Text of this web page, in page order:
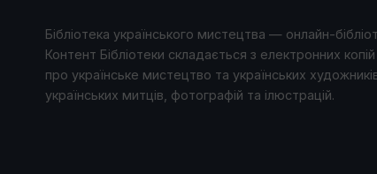
Бібліотека українського мистецтва — онлайн-
Контент Бібліотеки складається з електронних
про українське мистецтво та українських
українських митців, фотографій та ілюстрацій.